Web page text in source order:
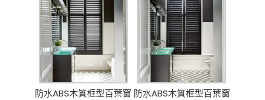
防水ABS木質框型百葉窗 防水ABS木質框型百葉窗